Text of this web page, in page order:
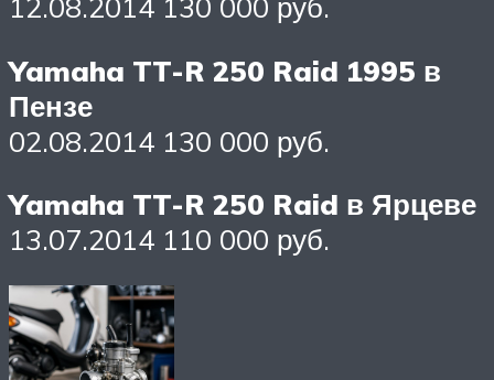
Yamaha TT-R 250 Raid 1995 в
Пензе
02.08.2014 130 000 руб.
Yamaha TT-R 250 Raid в Ярцеве
13.07.2014 110 000 руб.